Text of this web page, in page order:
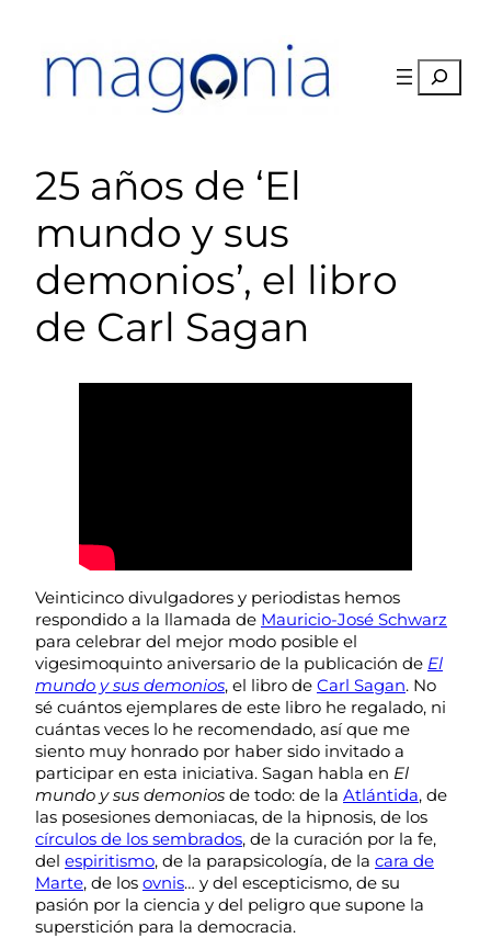
contenido
Buscar
25 años de ‘El
mundo y sus
demonios’, el libro
de Carl Sagan
Veinticinco divulgadores y periodistas hemos
respondido a la llamada de Mauricio-José Schwarz
para celebrar del mejor modo posible el
vigesimoquinto aniversario de la publicación de El
mundo y sus demonios, el libro de Carl Sagan. No
sé cuántos ejemplares de este libro he regalado, ni
cuántas veces lo he recomendado, así que me
siento muy honrado por haber sido invitado a
participar en esta iniciativa. Sagan habla en El
mundo y sus demonios de todo: de la Atlántida, de
las posesiones demoniacas, de la hipnosis, de los
círculos de los sembrados, de la curación por la fe,
del espiritismo, de la parapsicología, de la cara de
Marte, de los ovnis… y del escepticismo, de su
pasión por la ciencia y del peligro que supone la
superstición para la democracia.